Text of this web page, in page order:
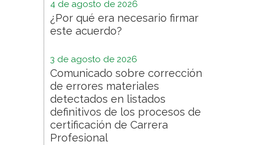
4 de agosto de 2026
¿Por qué era necesario firmar
este acuerdo?
3 de agosto de 2026
Comunicado sobre corrección
de errores materiales
detectados en listados
definitivos de los procesos de
certificación de Carrera
Profesional